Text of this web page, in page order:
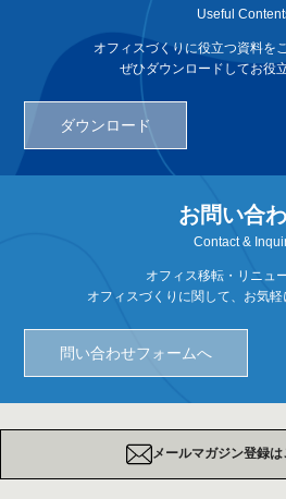
Useful
オフィスづくりに役立つ資料を
ぜひダウンロードしてお役
ダウンロード
お問い合
Contact &
オフィス移転・リニュ
オフィスづくりに関して、お気軽
問い合わせフォームへ
メールマガジン登録は